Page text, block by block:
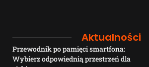
Aktualności
Przewodnik po pamięci smartfona:
Wybierz odpowiednią przestrzeń dla